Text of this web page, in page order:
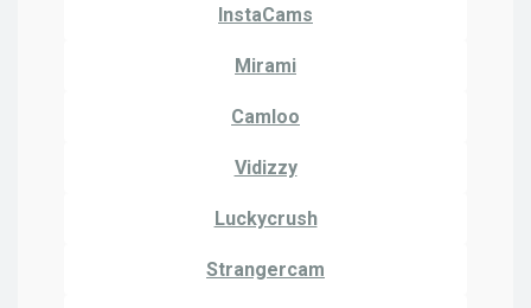
InstaCams
Mirami
Camloo
Vidizzy
Luckycrush
Strangercam